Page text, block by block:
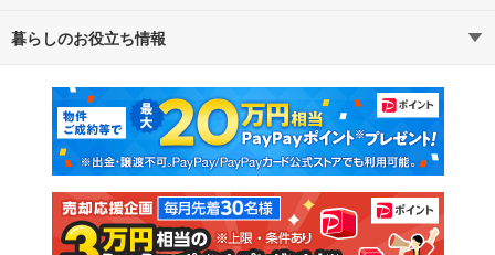
通勤・通学時間から探す
不動産・住宅
新築マンション 中古マンション
新築一戸建て 中古一戸建て
注文住宅 土地
暮らしのお役立ち情報
マンションカタログ 教えて！住まいの先生